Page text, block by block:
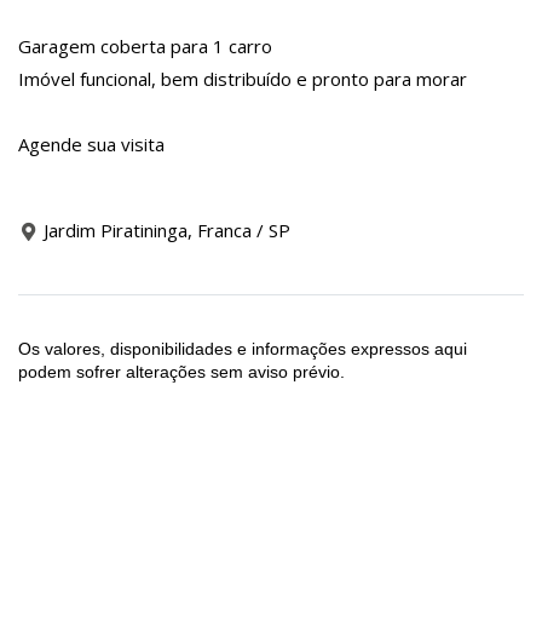
Garagem coberta para 1 carro
Imóvel funcional, bem distribuído e pronto para morar
Agende sua visita
Jardim Piratininga, Franca / SP
Os valores, disponibilidades e informações expressos aqui
podem sofrer alterações sem aviso prévio.